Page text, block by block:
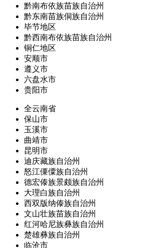
黔南布依族苗族自治州
黔东南苗族侗族自治州
毕节地区
黔西南布依族苗族自治州
铜仁地区
安顺市
遵义市
六盘水市
贵阳市
全云南省
保山市
玉溪市
曲靖市
昆明市
迪庆藏族自治州
怒江傈僳族自治州
德宏傣族景颇族自治州
大理白族自治州
西双版纳傣族自治州
文山壮族苗族自治州
红河哈尼族彝族自治州
楚雄彝族自治州
临沧市